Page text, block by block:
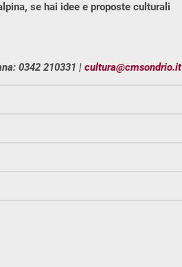
se hai idee e proposte culturali
0342 210331 | cultura@cmsondrio.it